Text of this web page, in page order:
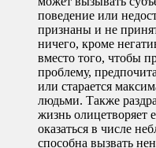
поведение или
признаны и не
ничего, кроме
вместо того, чтобы
проблему,
или старается
людьми. Также
жизнь олицетворяет
оказаться в числе
способна вызвать